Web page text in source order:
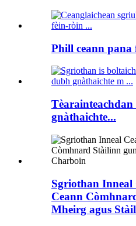
Phill ceann pana
gnàthaichte...
Sgriothan Inneal
Ceann
Mheirg agus